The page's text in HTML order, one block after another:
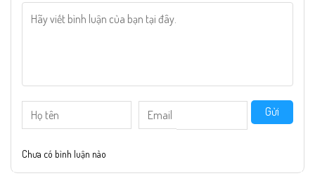
Gửi
Chưa có bình luận nào